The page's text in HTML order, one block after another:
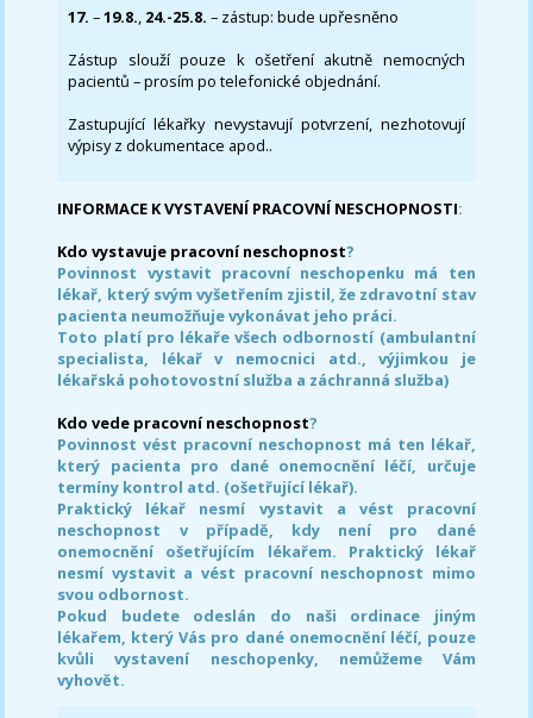
17. –19.8., 24.-25.8. – zástup: bude upřesněno
Zástup slouží pouze k ošetření akutně nemocných
pacientů – prosím po telefonické objednání.
Zastupující lékařky nevystavují potvrzení, nezhotovují
výpisy z dokumentace apod..
INFORMACE K VYSTAVENÍ PRACOVNÍ NESCHOPNOSTI:
Kdo vystavuje pracovní neschopnost?
Povinnost vystavit pracovní neschopenku má ten
lékař, který svým vyšetřením zjistil, že zdravotní stav
pacienta neumožňuje vykonávat jeho práci.
Toto platí pro lékaře všech odborností (ambulantní
specialista, lékař v nemocnici atd., výjimkou je
lékařská pohotovostní služba a záchranná služba)
Kdo vede pracovní neschopnost?
Povinnost vést pracovní neschopnost má ten lékař,
který pacienta pro dané onemocnění léčí, určuje
termíny kontrol atd. (ošetřující lékař).
Praktický lékař nesmí vystavit a vést pracovní
neschopnost v případě, kdy není pro dané
onemocnění ošetřujícím lékařem. Praktický lékař
nesmí vystavit a vést pracovní neschopnost mimo
svou odbornost.
Pokud budete odeslán do naši ordinace jiným
lékařem, který Vás pro dané onemocnění léčí, pouze
kvůli vystavení neschopenky, nemůžeme Vám
vyhovět.